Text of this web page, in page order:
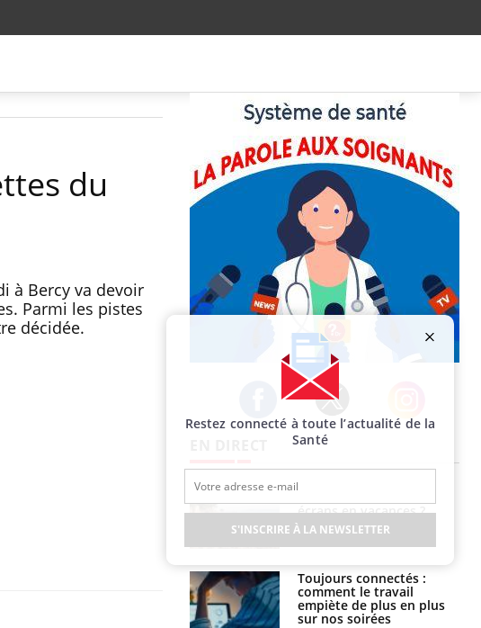
du
à Bercy va devoir
Parmi les pistes
décidée.
Facebook Twitter Instagram
écrans en vacances ?
Toujours connectés :
comment le travail
empiète de plus en plus
sur nos soirées
Restez connecté à toute l’actualité de la
Santé
S'INSCRIRE À LA NEWSLETTER